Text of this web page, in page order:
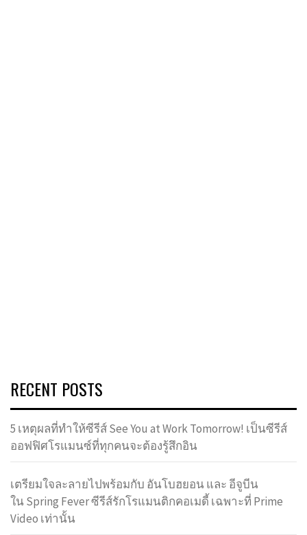
RECENT POSTS
5 เหตุผลที่ทำให้ซีรีส์ See You at Work Tomorrow! เป็นซีรีส์
ออฟฟิศโรแมนซ์ที่ทุกคนจะต้องรู้สึกอิน
เตรียมใจละลายไปพร้อมกับ อันโบฮยอน และ อีจูบีน
ใน Spring Fever ซีรีส์รักโรแมนติกคอเมดี้ เฉพาะที่ Prime
Video เท่านั้น